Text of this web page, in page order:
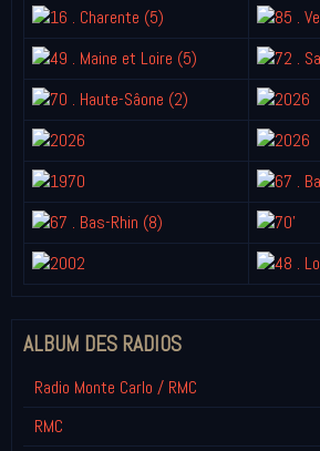
ALBUM DES RADIOS
Radio Monte Carlo / RMC
RMC